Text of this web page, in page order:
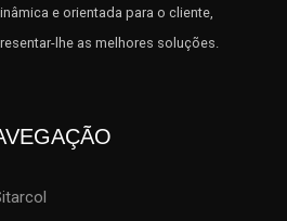
e orientada para o cliente,
lhe as melhores soluções.